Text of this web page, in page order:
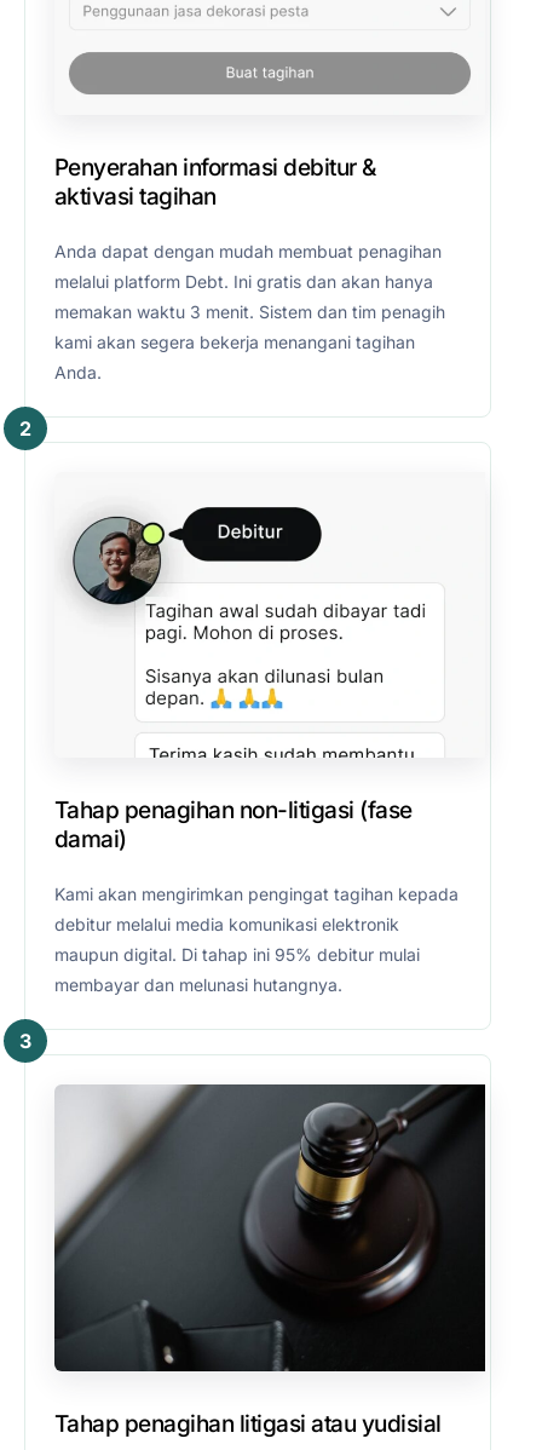
Penyerahan informasi debitur &
aktivasi tagihan
Anda dapat dengan mudah membuat penagihan
melalui platform Debt. Ini gratis dan akan hanya
memakan waktu 3 menit. Sistem dan tim penagih
kami akan segera bekerja menangani tagihan
Anda.
2
Tahap penagihan non-litigasi (fase
damai)
Kami akan mengirimkan pengingat tagihan kepada
debitur melalui media komunikasi elektronik
maupun digital. Di tahap ini 95% debitur mulai
membayar dan melunasi hutangnya.
3
Tahap penagihan litigasi atau yudisial